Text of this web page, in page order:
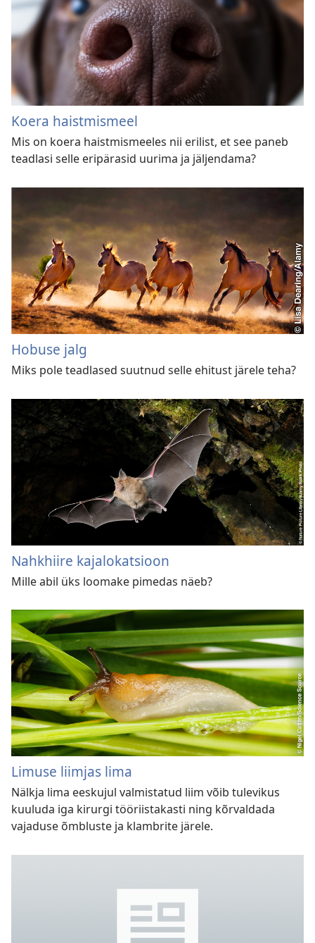
Koera haistmismeel
Mis on koera haistmismeeles nii erilist, et see paneb
teadlasi selle eripärasid uurima ja jäljendama?
Hobuse jalg
Miks pole teadlased suutnud selle ehitust järele teha?
Nahkhiire kajalokatsioon
Mille abil üks loomake pimedas näeb?
Limuse liimjas lima
Nälkja lima eeskujul valmistatud liim võib tulevikus
kuuluda iga kirurgi tööriistakasti ning kõrvaldada
vajaduse õmbluste ja klambrite järele.